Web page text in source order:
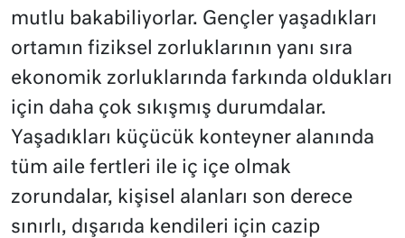
mutlu bakabiliyorlar. Gençler yaşadıkları
ortamın fiziksel zorluklarının yanı sıra
ekonomik zorluklarında farkında oldukları
için daha çok sıkışmış durumdalar.
Yaşadıkları küçücük konteyner alanında
tüm aile fertleri ile iç içe olmak
zorundalar, kişisel alanları son derece
sınırlı, dışarıda kendileri için cazip